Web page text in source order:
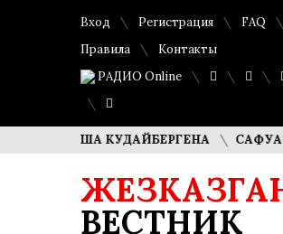
Вход Регистрация
FAQ
Правила
Контакты
РАДИО Online
ДИМАША КУДАЙБЕРГЕНА САФУАН
ВЕСТНИК